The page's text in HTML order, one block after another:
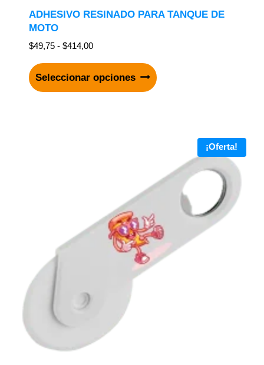
ADHESIVO RESINADO PARA TANQUE DE
MOTO
$49,75 - $414,00
Seleccionar opciones
¡Oferta!